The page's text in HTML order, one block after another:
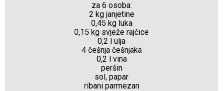
za 6 osoba:
2 kg janjetine
0,45 kg luka
0,15 kg svježe rajčice
0,2 l ulja
4 češnja češnjaka
0,2 l vina
peršin
sol, papar
ribani parmezan